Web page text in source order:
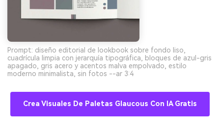
Prompt: diseño editorial de lookbook sobre fondo liso,
cuadrícula limpia con jerarquía tipográfica, bloques de azul-gris
apagado, gris acero y acentos malva empolvado, estilo
moderno minimalista, sin fotos --ar 3:4
Crea Visuales De Paletas Glaucous Con IA Gratis